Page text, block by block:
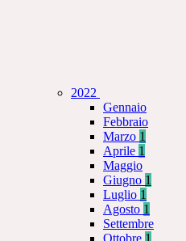
2022
Gennaio
Febbraio
Marzo 1
Aprile 1
Maggio
Giugno 1
Luglio 1
Agosto 1
Settembre